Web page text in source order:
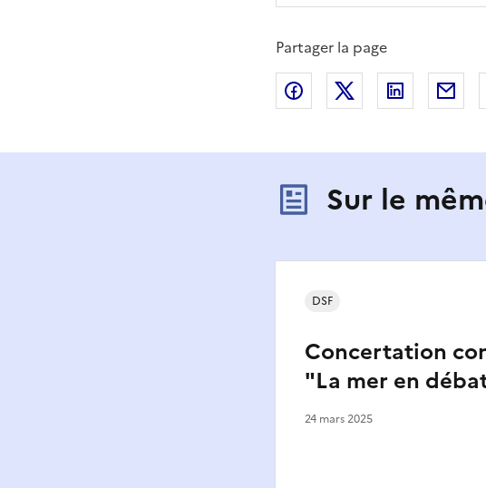
Partager la page
Partager sur Facebook
Partager sur X
Partager
Sur le
Concertation
"La mer en
DSF
24 mars 2025